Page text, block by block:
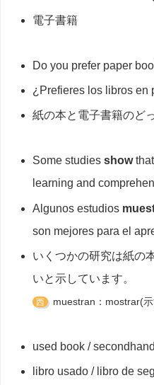
電子書籍
Do you prefer paper
¿Prefieres los libros en
紙の本と電子書籍のど
Some studiesshow
learning and
Algunos estudios
son mejores para el
いくつかの研究は紙の
いと示しています。
西 muestran：mostrar(
used book /
libro usado / libro de